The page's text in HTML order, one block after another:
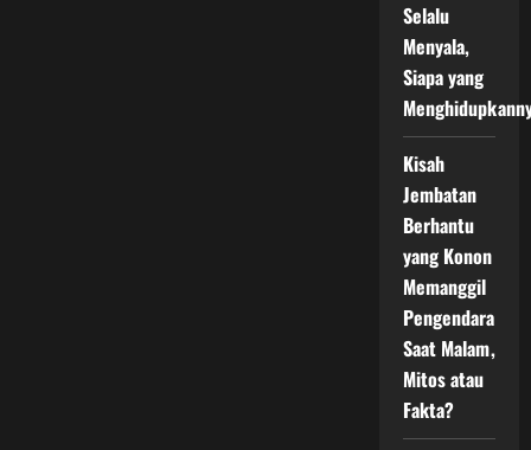
Selalu
Menyala,
Siapa yang
Kisah
Jembatan
Berhantu
yang Konon
Memanggil
Pengendara
Saat Malam,
Mitos atau
Fakta?